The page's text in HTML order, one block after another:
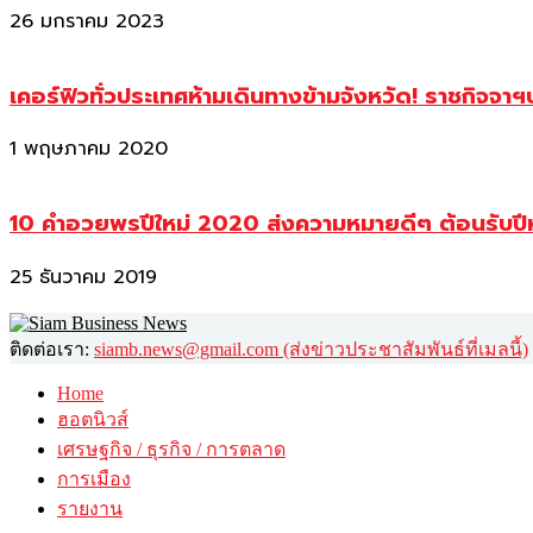
26 มกราคม 2023
เคอร์ฟิวทั่วประเทศห้ามเดินทางข้ามจังหวัด! ราชกิจจา
1 พฤษภาคม 2020
10 คำอวยพรปีใหม่ 2020 ส่งความหมายดีๆ ต้อนรับ
25 ธันวาคม 2019
ติดต่อเรา: siamb.news@gmail.com (ส่งข่าวประชาสัมพันธ์ที่เมลนี้)
Home
ฮอตนิวส์
เศรษฐกิจ / ธุรกิจ / การตลาด
การเมือง
รายงาน